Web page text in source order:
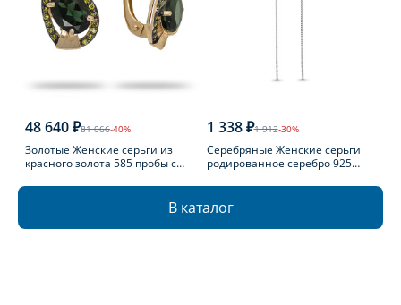
48 640 ₽81 066-40%
Золотые Женские серьги из
красного золота 585 пробы с
1 338 ₽1 912-30%
Серебряные Женские серьги
родированное серебро 925
В каталог